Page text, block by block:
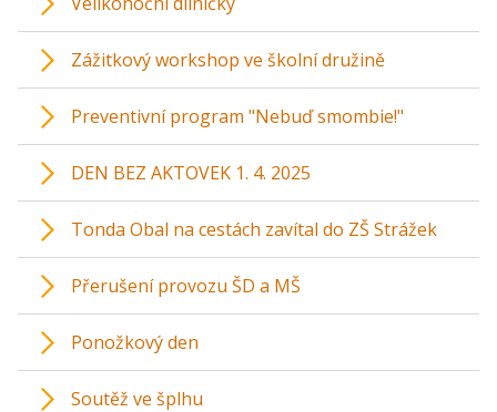
Zážitkový workshop ve školní družině
Preventivní program "Nebuď smombie!"
DEN BEZ AKTOVEK 1. 4. 2025
Tonda Obal na cestách zavítal do ZŠ Strážek
Přerušení provozu ŠD a MŠ
Ponožkový den
Soutěž ve šplhu